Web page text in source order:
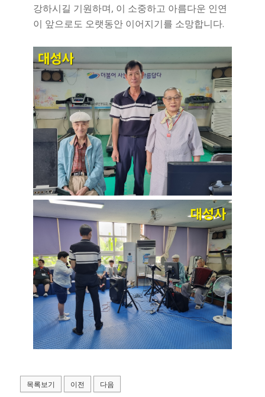
강하시길 기원하며, 이 소중하고 아름다운 인연
이 앞으로도 오랫동안 이어지기를 소망합니다.
목록보기 이전 다음